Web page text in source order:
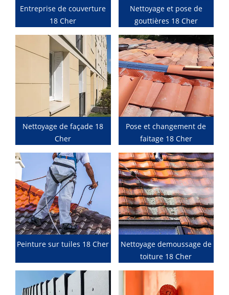
Entreprise de couverture
18 Cher
Nettoyage et pose de
gouttières 18 Cher
Nettoyage de façade 18
Cher
Pose et changement de
faitage 18 Cher
Peinture sur tuiles 18 Cher
Nettoyage demoussage de
toiture 18 Cher